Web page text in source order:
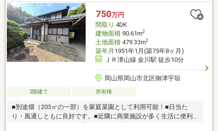
750万円
間取り 4DK
建物面積90.61m2
土地面積479.33m2
築年月 1951年1月(築75年8ヶ月)
ＪＲ津山線 金川駅 徒歩10分
岡山県岡山市北区御津宇垣
2階建て 所有権
■別途畑（203㎡の一部）を家庭菜園として利用可能！■日当た
り・風通しともに良好です。■近隣に商業施設が多く生活に便利
です。■リノベーションプランご一緒に考えましょう！